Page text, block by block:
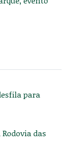
para
das